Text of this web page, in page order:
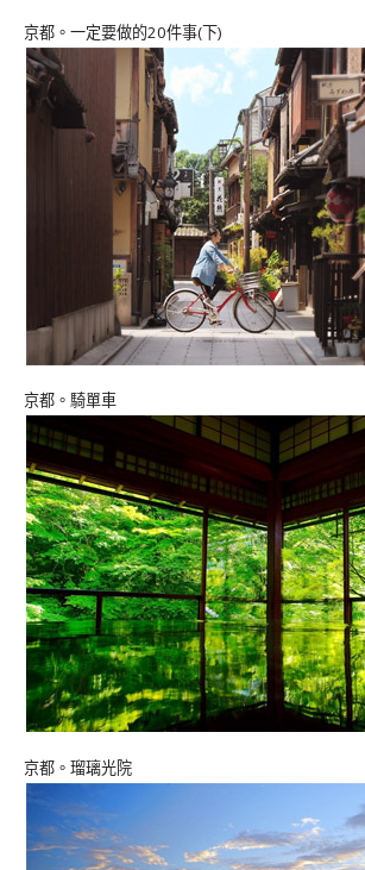
京都。一定要做的20件事(下)
京都。騎單車
京都。瑠璃光院